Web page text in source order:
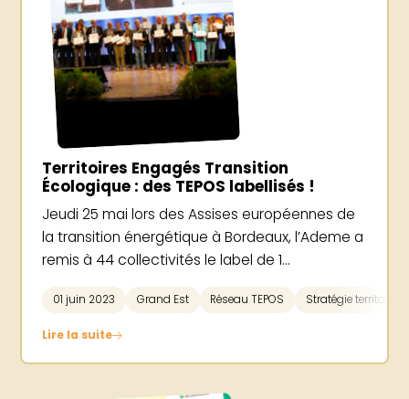
Territoires Engagés Transition
Écologique : des TEPOS labellisés !
Jeudi 25 mai lors des Assises européennes de
la transition énergétique à Bordeaux, l’Ademe a
remis à 44 collectivités le label de 1...
01 juin 2023 Grand Est Réseau TEPOS Stratégie territoriale
Lire la suite